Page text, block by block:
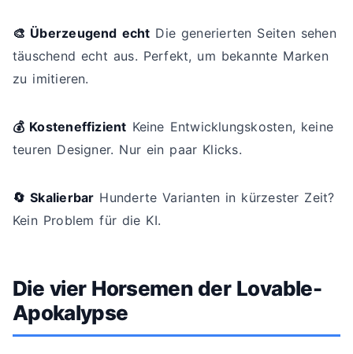
🎨 Überzeugend echt Die generierten Seiten sehen
täuschend echt aus. Perfekt, um bekannte Marken
zu imitieren.
💰 Kosteneffizient Keine Entwicklungskosten, keine
teuren Designer. Nur ein paar Klicks.
🔄 Skalierbar Hunderte Varianten in kürzester Zeit?
Kein Problem für die KI.
Die vier Horsemen der Lovable-
Apokalypse